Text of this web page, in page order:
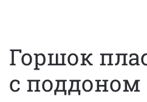
Горшок
с поддоном